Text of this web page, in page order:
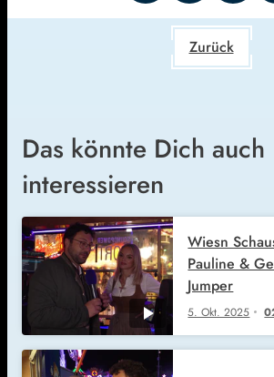
Zurück
Das könnte Dich auch
interessieren
5. Okt. 2025
Wiesn
Pauline &
Jumper